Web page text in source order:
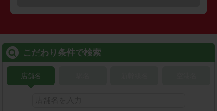
こだわり条件で検索
店舗名